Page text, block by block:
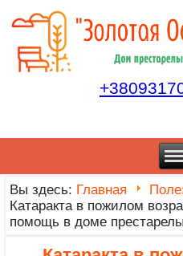
Вы здесь: Главная
Катаракта в пожилом
помощь в доме